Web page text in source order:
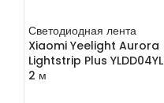
Светодиодная лента
Xiaomi Yeelight Aurora
Lightstrip Plus YLDD04YL
2 м